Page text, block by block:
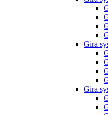
Gira
Gira